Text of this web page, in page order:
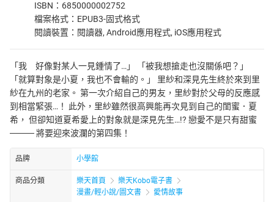
ISBN：6850000002752
檔案格式：EPUB3-固式格式
閱讀裝置：閱讀器, Android應用程式, iOS應用程式
「我 好像對某人一見鍾情了…」 「被我想搶走也沒關係吧？」
「就算對象是小夏，我也不會輸的。」 里紗和深見先生終於來到里
紗在九州的老家。 第一次介紹自己的男友，里紗對於父母的反應感
到相當緊張…！ 此外，里紗雖然很高興能再次見到自己的閨蜜．夏
希， 但卻知道夏希愛上的對象就是深見先生…!? 戀愛不是只有甜蜜
──── 將要迎來波瀾的第四集！
品牌 小學館
商品分類 樂天首頁
樂天Kobo電子書
漫畫/輕小說/圖文書
愛情故事